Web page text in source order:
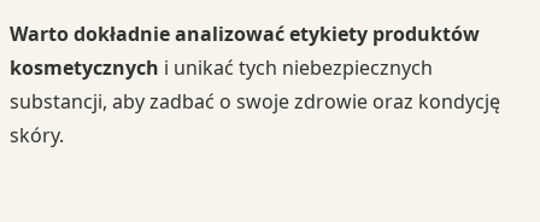
Warto dokładnie analizować etykiety produktów
kosmetycznych i unikać tych niebezpiecznych
substancji, aby zadbać o swoje zdrowie oraz kondycję
skóry.